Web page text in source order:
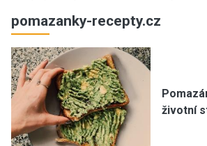
pomazanky-recepty.cz
životní